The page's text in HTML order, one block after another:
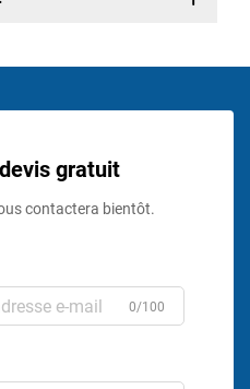
gratuit
contactera bientôt.
0/100